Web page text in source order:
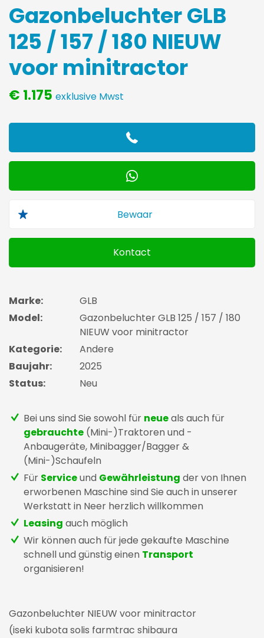
Gazonbeluchter GLB
125 / 157 / 180 NIEUW
voor minitractor
€ 1.175 exklusive Mwst
Kontact
Marke:
GLB
Model:
Gazonbeluchter GLB 125 / 157 / 180
NIEUW voor minitractor
Kategorie:
Andere
Baujahr:
2025
Status:
Neu
Bei uns sind Sie sowohl für neueals auch für
gebrauchte (Mini-)Traktoren und -
Anbaugeräte, Minibagger/Bagger &
(Mini-)Schaufeln
Für Serviceund Gewährleistung der von Ihnen
erworbenen Maschine sind Sie auch in unserer
Werkstatt in Neer herzlich willkommen
Leasing auch möglich
Wir können auch für jede gekaufte Maschine
schnell und günstig einen Transport
organisieren!
Gazonbeluchter NIEUW voor minitractor
(iseki kubota solis farmtrac shibaura